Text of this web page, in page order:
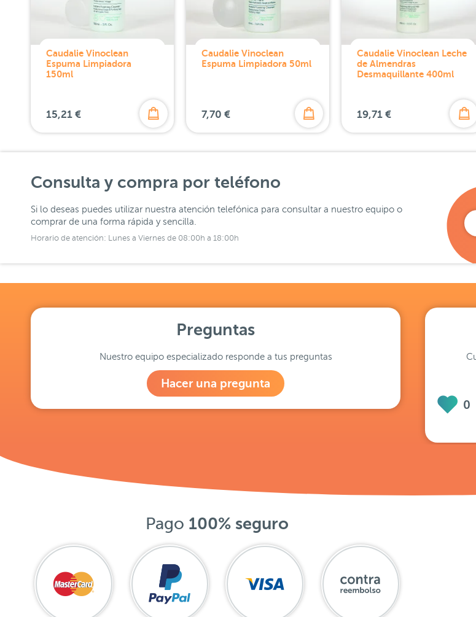
Caudalie Vinoclean
Espuma Limpiadora
150ml
15,21 €
Caudalie Vinoclean
Espuma Limpiadora 50ml
7,70 €
Caudalie Vinoclean Leche
de Almendras
Desmaquillante 400ml
19,71 €
Consulta y compra por teléfono
Si lo deseas puedes utilizar nuestra atención telefónica para consultar a nuestro equipo o
comprar de una forma rápida y sencilla.
Horario de atención: Lunes a Viernes de 08:00h a 18:00h
Preguntas
Nuestro equipo especializado responde a tus preguntas
Hacer una pregunta
0
Pago 100% seguro